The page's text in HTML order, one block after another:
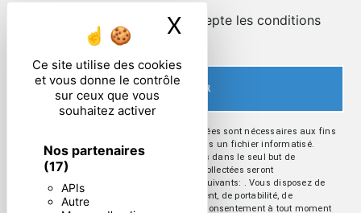
Ce site utilise des cookies
et vous donne le contrôle
sur ceux que vous
souhaitez activer
Nos partenaires
(17)
APIs
Autre
X Masquer le
En cochant cette case, j'accepte les conditions
particulières ci-dessous **
ENVOYER
** Les données personnelles communiquées sont nécessaires aux fins
de vous contacter et sont enregistrées dans un fichier informatisé.
Elles sont destinées à et ses sous-traitants dans le seul but de
répondre à votre message. Les données collectées seront
communiquées aux seuls destinataires suivants: . Vous disposez de
droits d’accès, de rectification, d’effacement, de portabilité, de
limitation, d’opposition, de retrait de votre consentement à tout moment